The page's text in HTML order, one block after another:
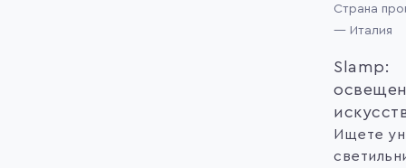
Страна
— Италия
Slamp:
Ищете